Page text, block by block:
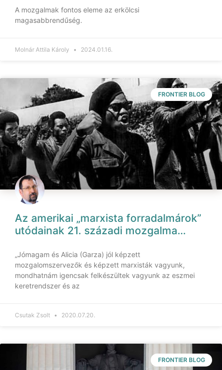
A mozgalmak fontos eleme az erkölcsi
magasabbrendűség.
Molnár Attila Károly 2024.01.16.
FRONTIER BLOG
Az amerikai „marxista forradalmárok”
utódainak 21. századi mozgalma…
„Jómagam és Alicia (Garza) jól képzett
mozgalomszervezők és képzett marxisták vagyunk,
mondhatnám igencsak felkészültek vagyunk az eszmei
keretrendszer és az
Csutak Zsolt 2020.07.20.
FRONTIER BLOG